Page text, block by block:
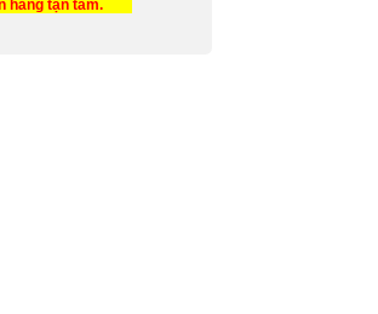
hàng tận tâm.